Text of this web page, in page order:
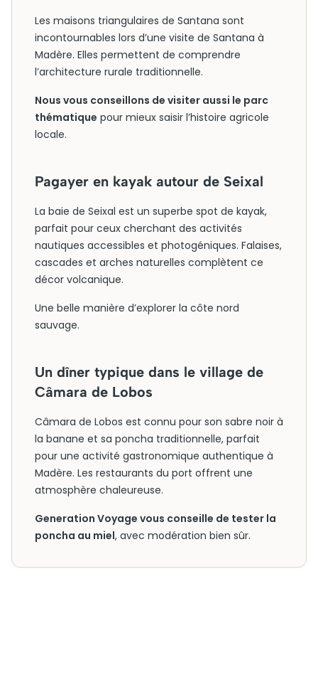
Les maisons triangulaires de Santana sont
incontournables lors d’une visite de Santana à
Madère. Elles permettent de comprendre
l’architecture rurale traditionnelle.
Nous vous conseillons de visiter aussi le parc
thématique pour mieux saisir l’histoire agricole
locale.
Pagayer en kayak autour de Seixal
La baie de Seixal est un superbe spot de kayak,
parfait pour ceux cherchant des activités
nautiques accessibles et photogéniques. Falaises,
cascades et arches naturelles complètent ce
décor volcanique.
Une belle manière d’explorer la côte nord
sauvage.
Un dîner typique dans le village de
Câmara de Lobos
Câmara de Lobos est connu pour son sabre noir à
la banane et sa poncha traditionnelle, parfait
pour une activité gastronomique authentique à
Madère. Les restaurants du port offrent une
atmosphère chaleureuse.
Generation Voyage vous conseille de tester la
poncha au miel, avec modération bien sûr.